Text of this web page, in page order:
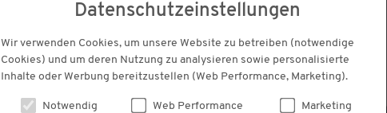
Datenschutzeinstellungen
Wir verwenden Cookies, um unsere Website zu betreiben (notwendige
Cookies) und um deren Nutzung zu analysieren sowie personalisierte
Inhalte oder Werbung bereitzustellen (Web Performance, Marketing).
Notwendig Web Performance Marketing